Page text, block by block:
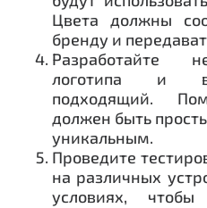
Цвета должны
бренду и
Разработайте
логотипа и
подходящий.
должен быть
уникальным.
Проведите
на различных
условиях,